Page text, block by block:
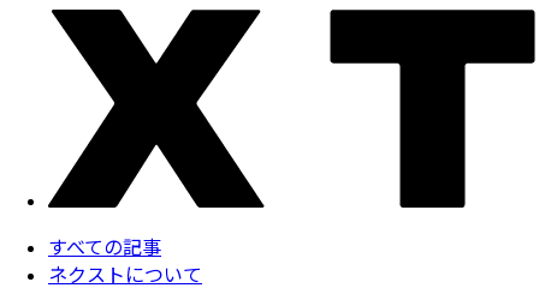
すべての記事
ネクストについて